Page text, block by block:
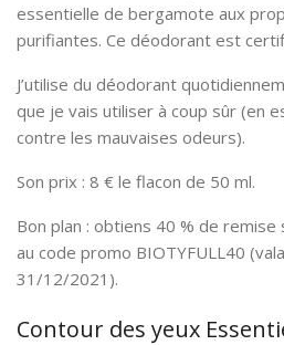
essentielle de bergamote aux
purifiantes. Ce déodorant est
J’utilise du déodorant
que je vais utiliser à coup sûr (en
contre les mauvaises odeurs).
Son prix : 8 € le flacon de 50 ml.
Bon plan : obtiens 40 % de remise
au code promo BIOTYFULL40
31/12/2021).
Contour des yeux